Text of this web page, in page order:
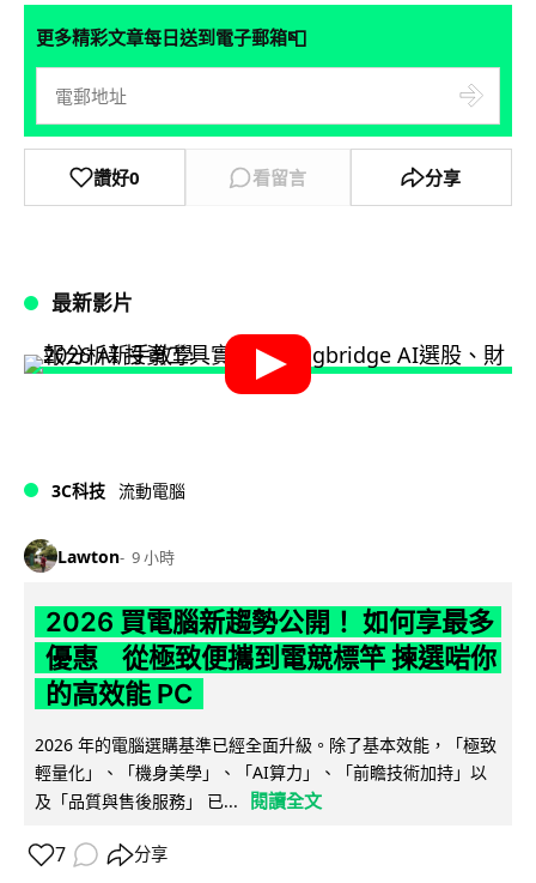
更多精彩文章每日送到電子郵箱📮
讚好0 看留言 分享
最新影片
3C科技 流動電腦
Lawton 9 小時
2026 買電腦新趨勢公開！ 如何享最多
優惠 從極致便攜到電競標竿 揀選啱你
的高效能 PC
2026 年的電腦選購基準已經全面升級。除了基本效能，「極致
輕量化」、「機身美學」、「AI算力」、「前瞻技術加持」以
及「品質與售後服務」 已...
閱讀全文
7 分享